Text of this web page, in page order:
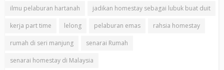
ilmu pelaburan hartanah jadikan homestay sebagai lubuk buat duit
kerja part time lelong pelaburan emas rahsia homestay
rumah di seri manjung senarai Rumah
senarai homestay di Malaysia